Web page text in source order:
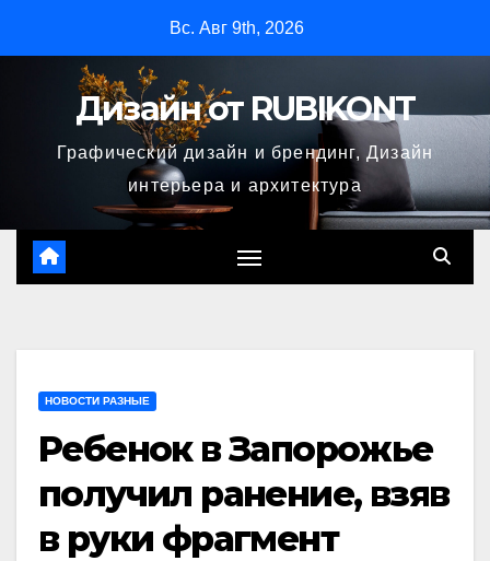
содержимому
Вс. Авг 9th, 2026
Дизайн от RUBIKONT
Графический дизайн и брендинг, Дизайн
интерьера и архитектура
НОВОСТИ РАЗНЫЕ
Ребенок в Запорожье
получил ранение, взяв
в руки фрагмент